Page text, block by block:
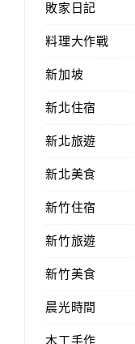
敗家日記
料理大作戰
新加坡
新北住宿
新北旅遊
新北美食
新竹住宿
新竹旅遊
新竹美食
晨光時間
木工手作